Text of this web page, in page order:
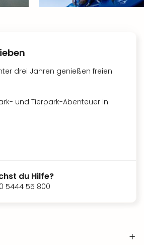
drei Jahren genießen freien
und Tierpark-Abenteuer in
du Hilfe?
5444 55 800